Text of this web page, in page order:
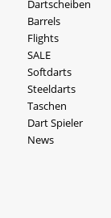
Dartscheiben
Barrels
Flights
SALE
Softdarts
Steeldarts
Taschen
Dart Spieler
News